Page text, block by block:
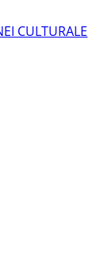
CULTURALE